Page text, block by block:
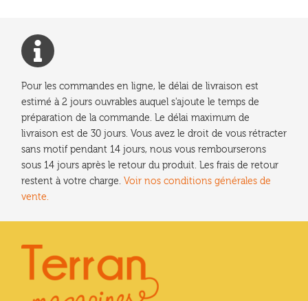
Pour les commandes en ligne, le délai de livraison est
estimé à 2 jours ouvrables auquel s'ajoute le temps de
préparation de la commande. Le délai maximum de
livraison est de 30 jours. Vous avez le droit de vous rétracter
sans motif pendant 14 jours, nous vous rembourserons
sous 14 jours après le retour du produit. Les frais de retour
restent à votre charge. Voir nos conditions générales de
vente.